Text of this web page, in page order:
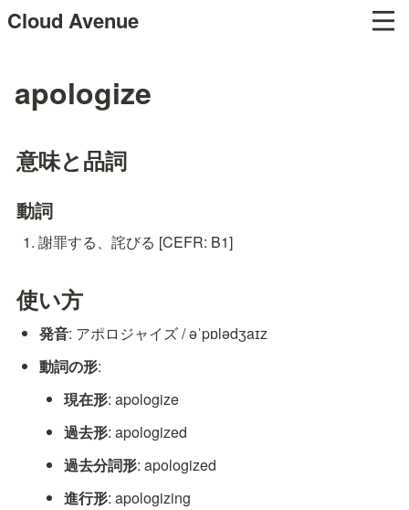
Cloud Avenue
apologize
意味と品詞
動詞
謝罪する、詫びる [CEFR: B1]
使い方
発音: アポロジャイズ / əˈpɒlədʒaɪz
動詞の形:
現在形: apologize
過去形: apologized
過去分詞形: apologized
進行形: apologizing